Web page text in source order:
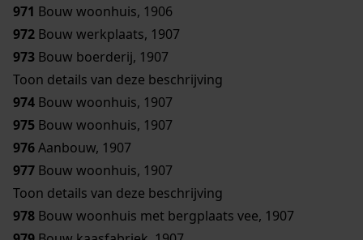
971 Bouw woonhuis, 1906
972 Bouw werkplaats, 1907
973 Bouw boerderij, 1907
Toon details van deze beschrijving
974 Bouw woonhuis, 1907
975 Bouw woonhuis, 1907
976Aanbouw, 1907
977 Bouw woonhuis, 1907
Toon details van deze beschrijving
978 Bouw woonhuis met bergplaats vee, 1907